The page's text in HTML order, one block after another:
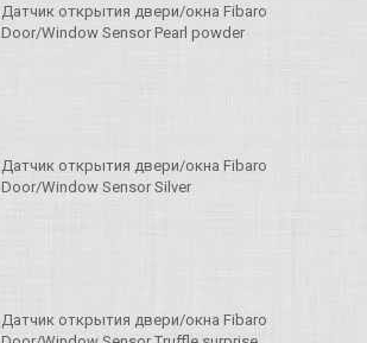
Датчик открытия двери/окна Fibaro
Door/Window Sensor Pearl powder
Датчик открытия двери/окна Fibaro
Door/Window Sensor Silver
Датчик открытия двери/окна Fibaro